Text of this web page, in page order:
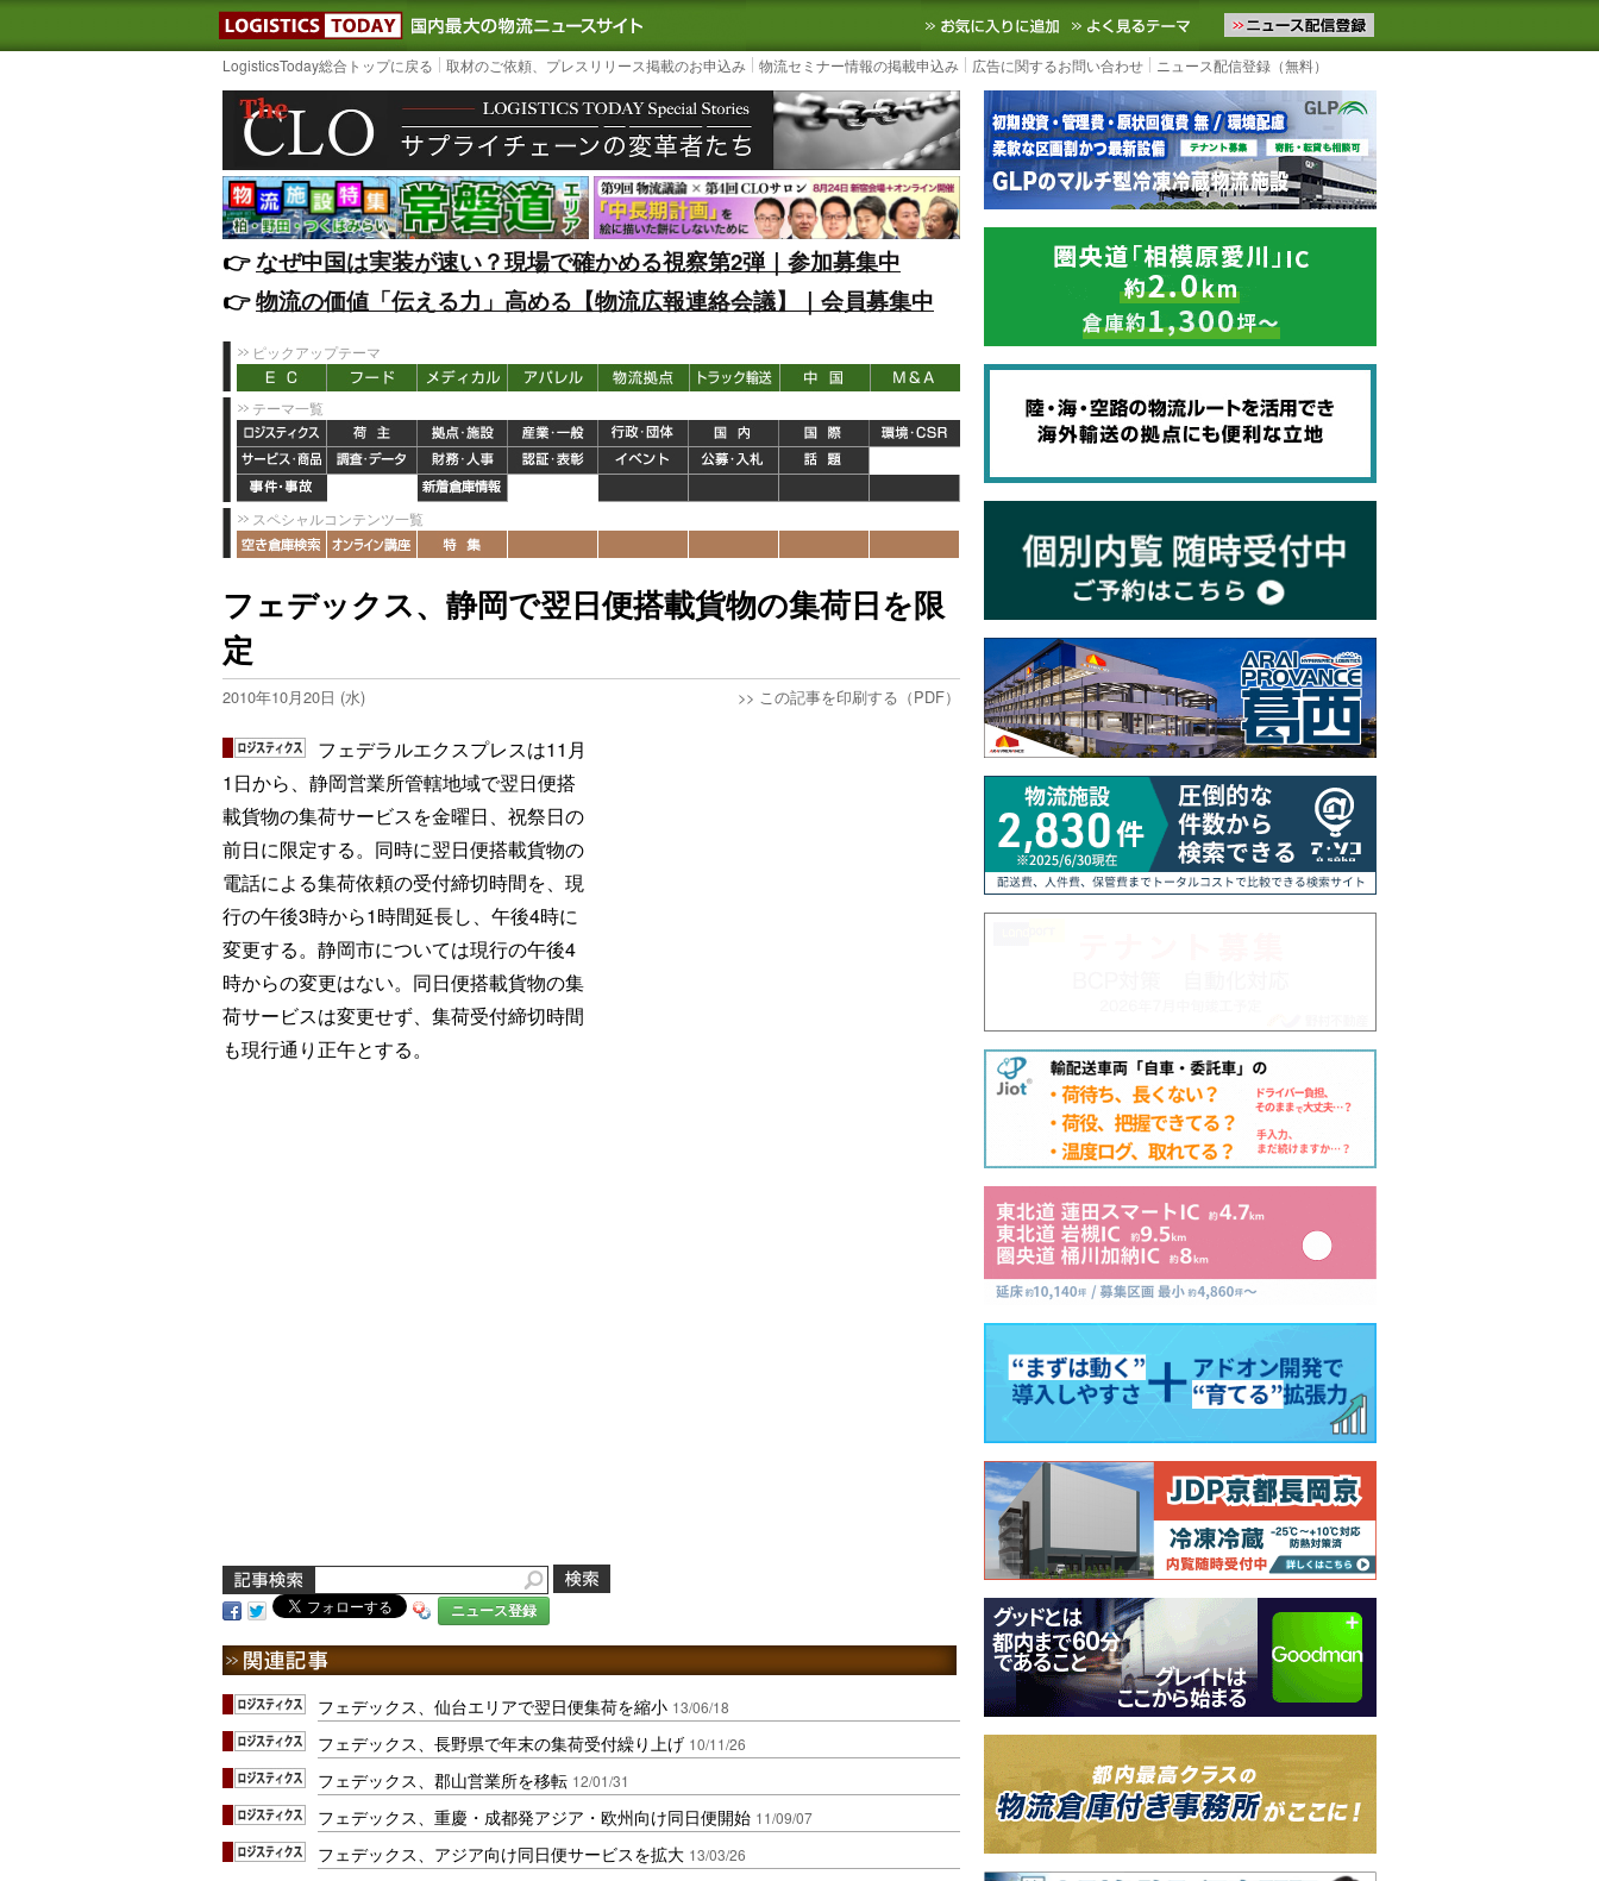
LOGISTICS TODAY｜国内最大の物流ニュースサイト3PL, SCMなど国内外の最新の物流ニュースをお届けします。物流ニュースメール配信を登録す
お気に入りに追加 よく見るテーマ
LogisticsToday総合トップに戻る 取材のご依頼、プレスリリース掲載のお申込み 物流セミナー情報の掲載申込み 広告に関するお問い合わせ ニュース配信登録（無料）
👉️なぜ中国は実装が速い？現場で確かめる視察第2弾｜参加募集中
👉️物流の価値「伝える力」高める【物流広報連絡会議】｜会員募集中
ピックアップテーマ
テーマ一覧
スペシャルコンテンツ一覧
フェデックス、静岡で翌日便搭載貨物の集荷日を限
定
2010年10月20日 (水) >> この記事を印刷する（PDF）
フェデラルエクスプレスは11月
1日から、静岡営業所管轄地域で翌日便搭
載貨物の集荷サービスを金曜日、祝祭日の
前日に限定する。同時に翌日便搭載貨物の
電話による集荷依頼の受付締切時間を、現
行の午後3時から1時間延長し、午後4時に
変更する。静岡市については現行の午後4
時からの変更はない。同日便搭載貨物の集
荷サービスは変更せず、集荷受付締切時間
も現行通り正午とする。
ニュース登録
フェデックス、仙台エリアで翌日便集荷を縮小 13/06/18
フェデックス、長野県で年末の集荷受付繰り上げ 10/11/26
フェデックス、郡山営業所を移転 12/01/31
フェデックス、重慶・成都発アジア・欧州向け同日便開始 11/09/07
フェデックス、アジア向け同日便サービスを拡大 13/03/26